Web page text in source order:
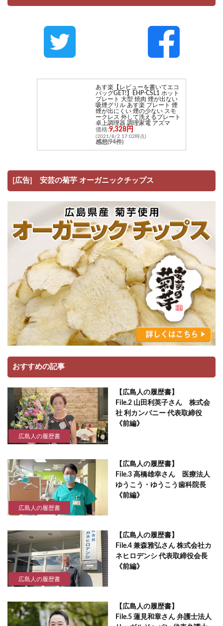
あす楽【レビューを書いてエコ
バッグGET!】EHP-CSL1 ホット
プレート 大型 焼肉 煙が出ない
吸煙グリル あす楽 プレート 煙
煙が出にくい 煙の少ない スモ
ークレス 外して洗えるプレート
卓上調理器 調理家電 アズマ
価格:9,328円
(2021/8/2 17:02時点)
感想(94件)
[広告] 安芸の菊芋 オーガニックチップス
おすすめの記事
広島人の履歴書
【広島人の履歴書】
File.2 山田利英子さん 株式会
社 利カンパニー 代表取締役
《前編》
広島人の履歴書
【広島人の履歴書】
File.3 高橋雄幸さん 医療法人
ゆうこう・ゆうこう歯科院長
《前編》
広島人の履歴書
【広島人の履歴書】
File.4 兼森雅弘さん 株式会社カ
ネヒロデンシ 代表取締役会長
《前編》
【広島人の履歴書】
File.5 蓮見和章さん 弁護士法人